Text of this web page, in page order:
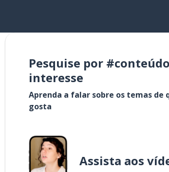
Pesquise por
interesse
Aprenda a falar sobre os temas de
gosta
Assista aos